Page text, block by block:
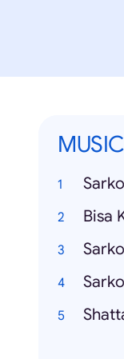
MUSIC
Bisa